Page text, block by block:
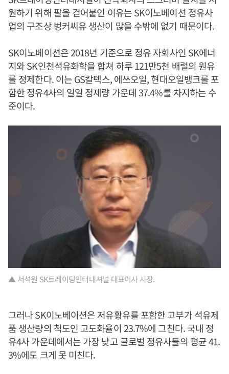
원하기 위해 팔을 걷어붙인 이유는 SK이노베이션 정유사
업의 구조상 벙커씨유 생산이 많을 수밖에 없기 때문이다.
SK이노베이션은 2018년 기준으로 정유 자회사인 SK에너
지와 SK인천석유화학을 합쳐 하루 121만5천 배럴의 원유
를 정제한다. 이는 GS칼텍스, 에쓰오일, 현대오일뱅크를 포
함한 정유4사의 일일 정제량 가운데 37.4%를 차지하는 수
준이다.
▲ 서석원 SK트레이딩인터내셔널 대표이사 사장.
그러나 SK이노베이션은 저유황유를 포함한 고부가 석유제
품 생산량의 척도인 고도화율이 23.7%에 그친다. 국내 정
유4사 가운데에서는 가장 낮고 글로벌 정유사들의 평균 41.
3%에도 크게 못 미친다.